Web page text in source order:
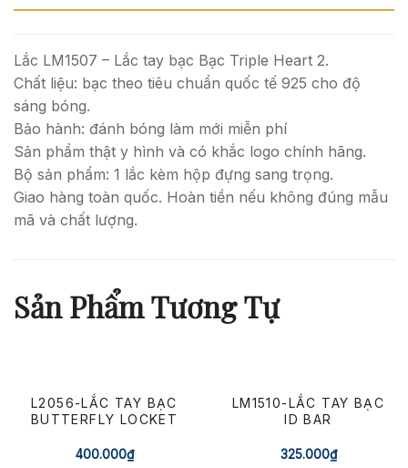
Lắc LM1507 – Lắc tay bạc Bạc Triple Heart 2.
Chất liệu: bạc theo tiêu chuẩn quốc tế 925 cho độ
sáng bóng.
Bảo hành: đánh bóng làm mới miễn phí
Sản phẩm thật y hình và có khắc logo chính hãng.
Bộ sản phẩm: 1 lắc kèm hộp đựng sang trọng.
Giao hàng toàn quốc. Hoàn tiền nếu không đúng mẫu
mã và chất lượng.
Sản Phẩm Tương Tự
L2056-LẮC TAY BẠC
BUTTERFLY LOCKET
400.000₫
LM1510-LẮC TAY BẠC
ID BAR
325.000₫